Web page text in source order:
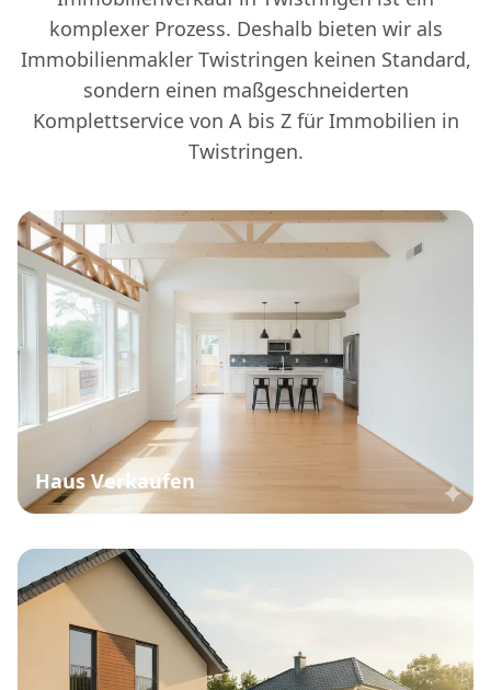
komplexer Prozess. Deshalb bieten wir als
Immobilienmakler Twistringen keinen Standard,
sondern einen maßgeschneiderten
Komplettservice von A bis Z für Immobilien in
Twistringen.
Haus Verkaufen